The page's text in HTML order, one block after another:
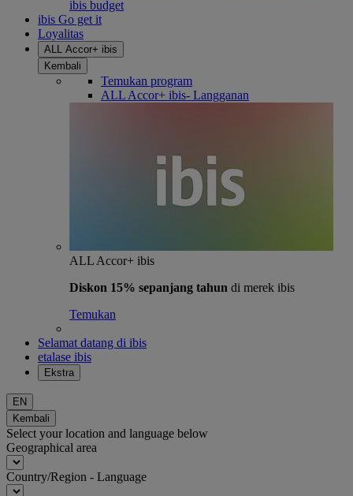
ibis budget
ibis Go get it
Loyalitas
ALL Accor+ ibis
Kembali
Temukan program
ALL Accor+ ibis- Langganan
ALL Accor+ ibis
Diskon 15% sepanjang tahun di merek ibis
Temukan
Selamat datang di ibis
etalase ibis
Ekstra
EN
Kembali
Select your location and language below
Geographical area
Country/Region - Language